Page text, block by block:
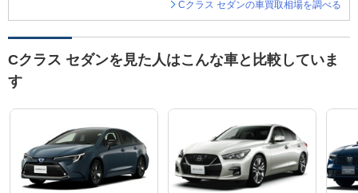
Cクラス セダンの車買取相場を調べる
Cクラス セダンを見た人はこんな車と比較していま
す